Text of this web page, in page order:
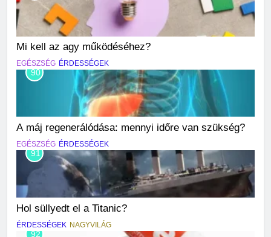
Mi kell az agy működéséhez?
EGÉSZSÉG ÉRDESSÉGEK
90
A máj regenerálódása: mennyi időre van szükség?
EGÉSZSÉG ÉRDESSÉGEK
91
Hol süllyedt el a Titanic?
ÉRDESSÉGEK NAGYVILÁG
92